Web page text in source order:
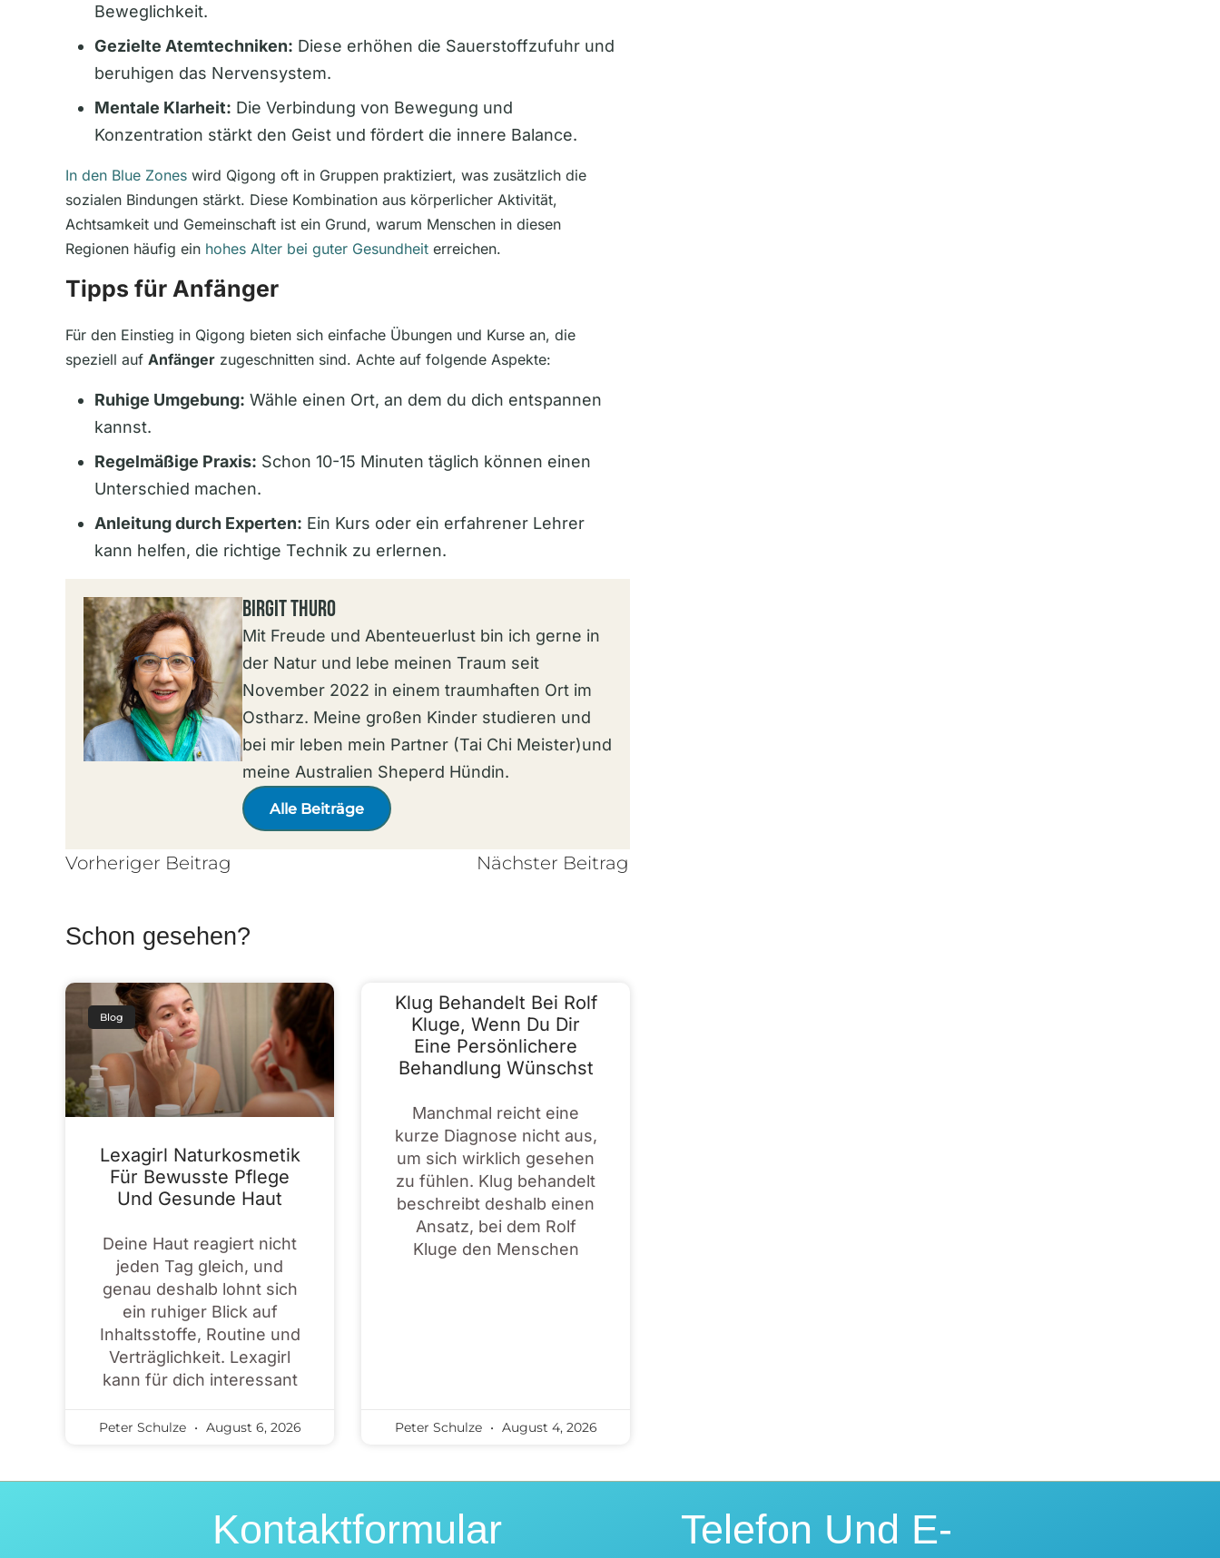
Beweglichkeit.
Gezielte Atemtechniken: Diese erhöhen die Sauerstoffzufuhr und
beruhigen das Nervensystem.
Mentale Klarheit: Die Verbindung von Bewegung und
Konzentration stärkt den Geist und fördert die innere Balance.
In den Blue Zones wird Qigong oft in Gruppen praktiziert, was zusätzlich die
sozialen Bindungen stärkt. Diese Kombination aus körperlicher Aktivität,
Achtsamkeit und Gemeinschaft ist ein Grund, warum Menschen in diesen
Regionen häufig ein hohes Alter bei guter Gesundheit erreichen.
Tipps für Anfänger
Für den Einstieg in Qigong bieten sich einfache Übungen und Kurse an, die
speziell auf Anfänger zugeschnitten sind. Achte auf folgende Aspekte:
Ruhige Umgebung: Wähle einen Ort, an dem du dich entspannen
kannst.
Regelmäßige Praxis: Schon 10-15 Minuten täglich können einen
Unterschied machen.
Anleitung durch Experten: Ein Kurs oder ein erfahrener Lehrer
kann helfen, die richtige Technik zu erlernen.
Birgit Thuro
Mit Freude und Abenteuerlust bin ich gerne in
der Natur und lebe meinen Traum seit
November 2022 in einem traumhaften Ort im
Ostharz. Meine großen Kinder studieren und
bei mir leben mein Partner (Tai Chi Meister)und
meine Australien Sheperd Hündin.
Alle Beiträge
Vorheriger Beitrag Nächster Beitrag
Schon gesehen?
Blog
Lexagirl Naturkosmetik
Für Bewusste Pflege
Und Gesunde Haut
Deine Haut reagiert nicht
jeden Tag gleich, und
genau deshalb lohnt sich
ein ruhiger Blick auf
Inhaltsstoffe, Routine und
Verträglichkeit. Lexagirl
kann für dich interessant
Peter Schulze August 6, 2026
Klug Behandelt Bei Rolf
Kluge, Wenn Du Dir
Eine Persönlichere
Behandlung Wünschst
Manchmal reicht eine
kurze Diagnose nicht aus,
um sich wirklich gesehen
zu fühlen. Klug behandelt
beschreibt deshalb einen
Ansatz, bei dem Rolf
Kluge den Menschen
Peter Schulze August 4, 2026
Kontaktformular
Telefon Und E-